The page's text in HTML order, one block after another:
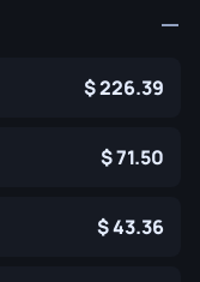
226.39
71.50
43.36